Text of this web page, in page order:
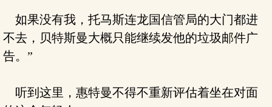
如果没有我，托马斯连龙国信管局的大门都进
不去，贝特斯曼大概只能继续发他的垃圾邮件广
告。”
听到这里，惠特曼不得不重新评估着坐在对面